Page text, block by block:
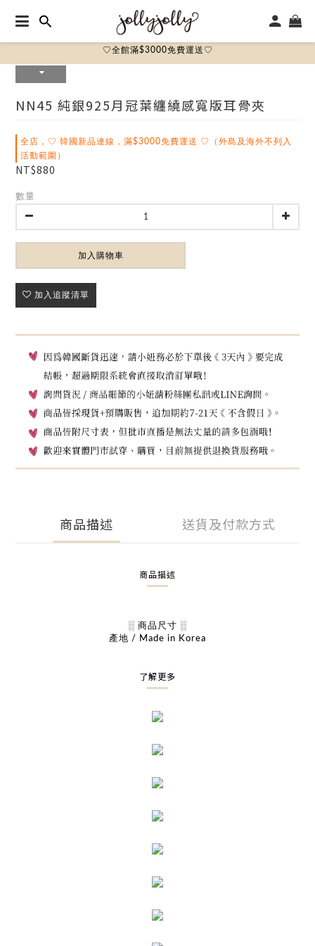
♡全館滿$3000免費運送♡
NN45 純銀925月冠葉纏繞感寬版耳骨夾
全店，♡ 韓國新品連線，滿$3000免費運送 ♡（外島及海外不列入
活動範圍）
NT$880
數量
加入購物車
加入追蹤清單
商品描述 送貨及付款方式
商品描述
░ 商品尺寸 ░
產地 / Made in Korea
了解更多